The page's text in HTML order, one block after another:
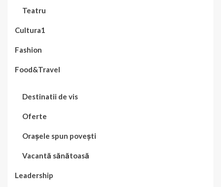
Teatru
Cultura1
Fashion
Food&Travel
Destinatii de vis
Oferte
Orașele spun povești
Vacantă sănătoasă
Leadership